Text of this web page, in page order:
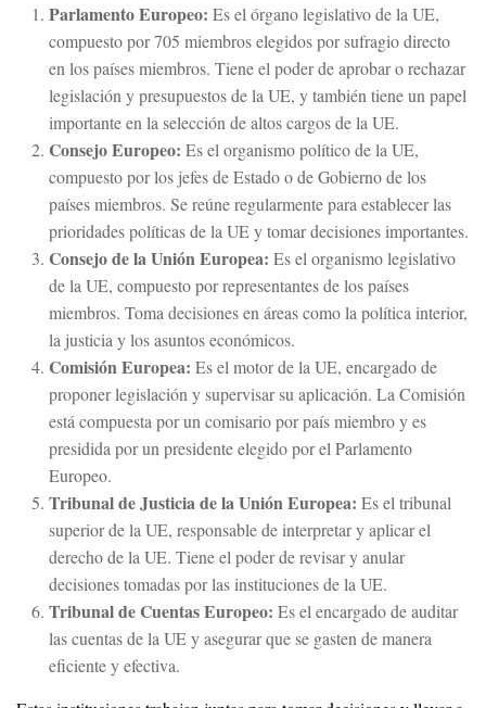
Parlamento Europeo: Es el órgano legislativo de la UE,
compuesto por 705 miembros elegidos por sufragio directo
en los países miembros. Tiene el poder de aprobar o rechazar
legislación y presupuestos de la UE, y también tiene un papel
importante en la selección de altos cargos de la UE.
Consejo Europeo: Es el organismo político de la UE,
compuesto por los jefes de Estado o de Gobierno de los
países miembros. Se reúne regularmente para establecer las
prioridades políticas de la UE y tomar decisiones importantes.
Consejo de la Unión Europea: Es el organismo legislativo
de la UE, compuesto por representantes de los países
miembros. Toma decisiones en áreas como la política interior,
la justicia y los asuntos económicos.
Comisión Europea: Es el motor de la UE, encargado de
proponer legislación y supervisar su aplicación. La Comisión
está compuesta por un comisario por país miembro y es
presidida por un presidente elegido por el Parlamento
Europeo.
Tribunal de Justicia de la Unión Europea: Es el tribunal
superior de la UE, responsable de interpretar y aplicar el
derecho de la UE. Tiene el poder de revisar y anular
decisiones tomadas por las instituciones de la UE.
Tribunal de Cuentas Europeo: Es el encargado de auditar
las cuentas de la UE y asegurar que se gasten de manera
eficiente y efectiva.